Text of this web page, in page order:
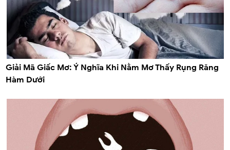
Giải Mã Giấc Mơ: Ý Nghĩa Khi Nằm Mơ Thấy Rụng Răng
Hàm Dưới